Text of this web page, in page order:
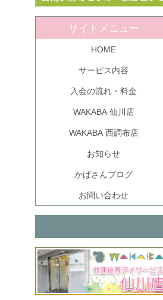
サイトメニュー
HOME
サービス内容
入会の流れ・料金
WAKABA 仙川店
WAKABA 西調布店
お知らせ
かばさんブログ
お問い合わせ